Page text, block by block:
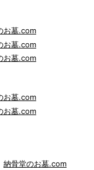
お墓.com
お墓.com
お墓.com
お墓.com
お墓.com
納骨堂のお墓.com